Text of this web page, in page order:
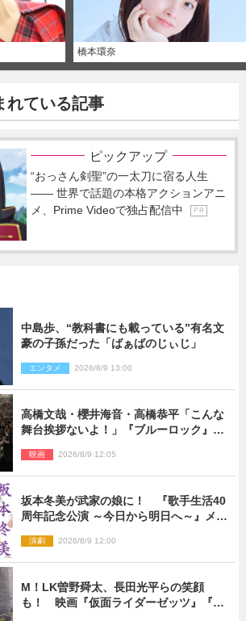
橋本環奈
れている記事
ピックアップ
“おっさん剣聖”の一太刀に宿る人生
―― 世界で話題の本格アクションアニ
メ、Prime Videoで独占配信中
P R
中島歩、“教科書にも載っている”有名文
豪の子孫だった「ばぁばのじぃじ」
エンタメ 2026/8/9 13:00
高橋文哉・櫻井海音・高橋恭平「こんな
舞台挨拶ないよ！」『ブルーロック』自
映画 2026/8/9 12:05
坂本冬美が武家の娘に！ 『歌手生活40
周年記念公演 ～今日から明日へ～』メイ
演劇 2026/8/9 12:00
M！LK曽野舜太、長田光平らの笑顔
も！ 映画『仮面ライダーゼッツ』『超